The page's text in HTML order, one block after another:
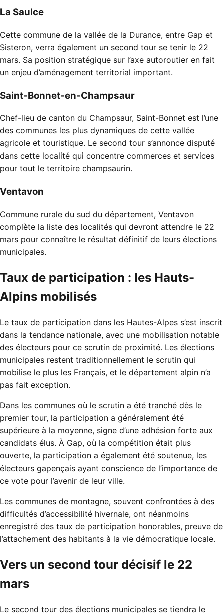
La Saulce
Cette commune de la vallée de la Durance, entre Gap et
Sisteron, verra également un second tour se tenir le 22
mars. Sa position stratégique sur l’axe autoroutier en fait
un enjeu d’aménagement territorial important.
Saint-Bonnet-en-Champsaur
Chef-lieu de canton du Champsaur, Saint-Bonnet est l’une
des communes les plus dynamiques de cette vallée
agricole et touristique. Le second tour s’annonce disputé
dans cette localité qui concentre commerces et services
pour tout le territoire champsaurin.
Ventavon
Commune rurale du sud du département, Ventavon
complète la liste des localités qui devront attendre le 22
mars pour connaître le résultat définitif de leurs élections
municipales.
Taux de participation : les Hauts-
Alpins mobilisés
Le taux de participation dans les Hautes-Alpes s’est inscrit
dans la tendance nationale, avec une mobilisation notable
des électeurs pour ce scrutin de proximité. Les élections
municipales restent traditionnellement le scrutin qui
mobilise le plus les Français, et le département alpin n’a
pas fait exception.
Dans les communes où le scrutin a été tranché dès le
premier tour, la participation a généralement été
supérieure à la moyenne, signe d’une adhésion forte aux
candidats élus. À Gap, où la compétition était plus
ouverte, la participation a également été soutenue, les
électeurs gapençais ayant conscience de l’importance de
ce vote pour l’avenir de leur ville.
Les communes de montagne, souvent confrontées à des
difficultés d’accessibilité hivernale, ont néanmoins
enregistré des taux de participation honorables, preuve de
l’attachement des habitants à la vie démocratique locale.
Vers un second tour décisif le 22
mars
Le second tour des élections municipales se tiendra le